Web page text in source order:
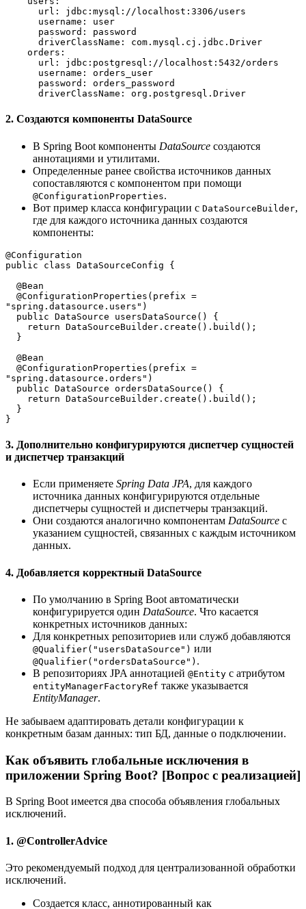
      url: jdbc:mysql://localhost:3306/users
      username: user
      password: password
      driverClassName: com.mysql.cj.jdbc.Driver
    orders:
      url: jdbc:postgresql://localhost:5432/orders
      username: orders_user
      password: orders_password
      driverClassName: org.postgresql.Driver
2. Создаются компоненты DataSource
В Spring Boot компоненты DataSource создаются
аннотациями и утилитами.
Определенные ранее свойства источников данных
сопоставляются с компонентом при помощи
@ConfigurationProperties.
Вот пример класса конфигурации с DataSourceBuilder,
где для каждого источника данных создаются
компоненты:
@Configuration
public class DataSourceConfig {
  @Bean
"spring.datasource.users")
  public DataSource usersDataSource() {
    return DataSourceBuilder.create().build();
  }
  @Bean
"spring.datasource.orders")
  public DataSource ordersDataSource() {
    return DataSourceBuilder.create().build();
  }
}
3. Дополнительно конфигурируются диспетчер сущностей
и диспетчер транзакций
Если применяете Spring Data JPA, для каждого
источника данных конфигурируются отдельные
диспетчеры сущностей и диспетчеры транзакций.
Они создаются аналогично компонентам DataSource с
указанием сущностей, связанных с каждым источником
данных.
4. Добавляется корректный DataSource
По умолчанию в Spring Boot автоматически
конфигурируется один DataSource. Что касается
конкретных источников данных:
Для конкретных репозиториев или служб добавляются
@Qualifier("usersDataSource") или
@Qualifier("ordersDataSource") .
В репозиториях JPA аннотацией @Entity с атрибутом
entityManagerFactoryRef также указывается
EntityManager.
Не забываем адаптировать детали конфигурации к
конкретным базам данных: тип БД, данные о подключении.
Как объявить глобальные исключения в
приложении Spring Boot? [Вопрос с реализацией]
В Spring Boot имеется два способа объявления глобальных
исключений.
1. @ControllerAdvice
Это рекомендуемый подход для централизованной обработки
исключений.
Создается класс, аннотированный как